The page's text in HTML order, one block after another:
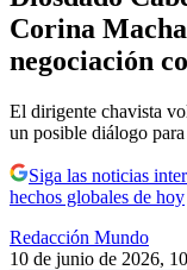
Corina
negociación
El dirigente chavista
un posible diálogo
Siga las noticias
hechos globales de hoy
Redacción Mundo
10 de junio de 2026,